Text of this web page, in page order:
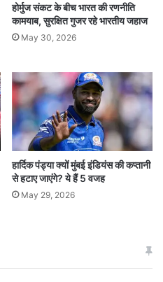
होर्मुज संकट के बीच भारत की रणनीति
कामयाब, सुरक्षित गुजर रहे भारतीय जहाज
May 30, 2026
हार्दिक पंड्या क्यों मुंबई इंडियंस की कप्तानी
से हटाए जाएंगे? ये हैं 5 वजह
May 29, 2026
खाई में धक्का… आरोपियों ने